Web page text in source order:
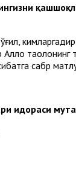
сабр
идораси